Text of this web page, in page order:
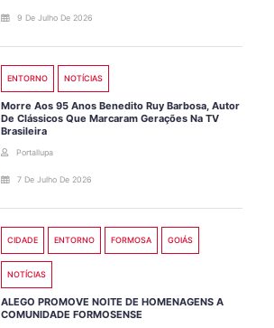
9 De Julho De 2026
ENTORNO NOTÍCIAS
Morre Aos 95 Anos Benedito Ruy Barbosa, Autor
De Clássicos Que Marcaram Gerações Na TV
Brasileira
Portallupa
7 De Julho De 2026
CIDADE ENTORNO FORMOSA GOIÁS
NOTÍCIAS
ALEGO PROMOVE NOITE DE HOMENAGENS A
COMUNIDADE FORMOSENSE